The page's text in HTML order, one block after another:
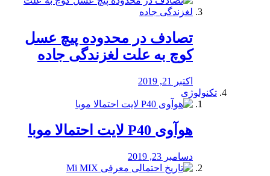
تصادف در محدوده پیچ عسل
کوچ به علت لغزندگی جاده
اکتبر 21, 2019
تکنولوژی
هوآوی P40 لایت احتمالا موبا
دسامبر 23, 2019